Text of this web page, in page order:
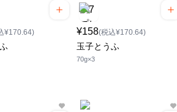
¥170.64) ¥158(税込¥170.64)
玉子とうふ
70g×3